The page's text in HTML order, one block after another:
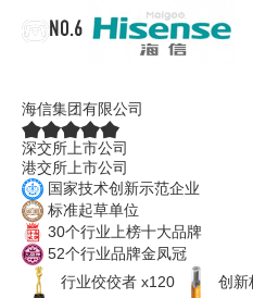
NO.6
海信集团有限公司
深交所上市公司
港交所上市公司
国家技术创新示范企业
标准起草单位
30个行业上榜十大品牌
52个行业品牌金凤冠
行业佼佼者 x120
创新